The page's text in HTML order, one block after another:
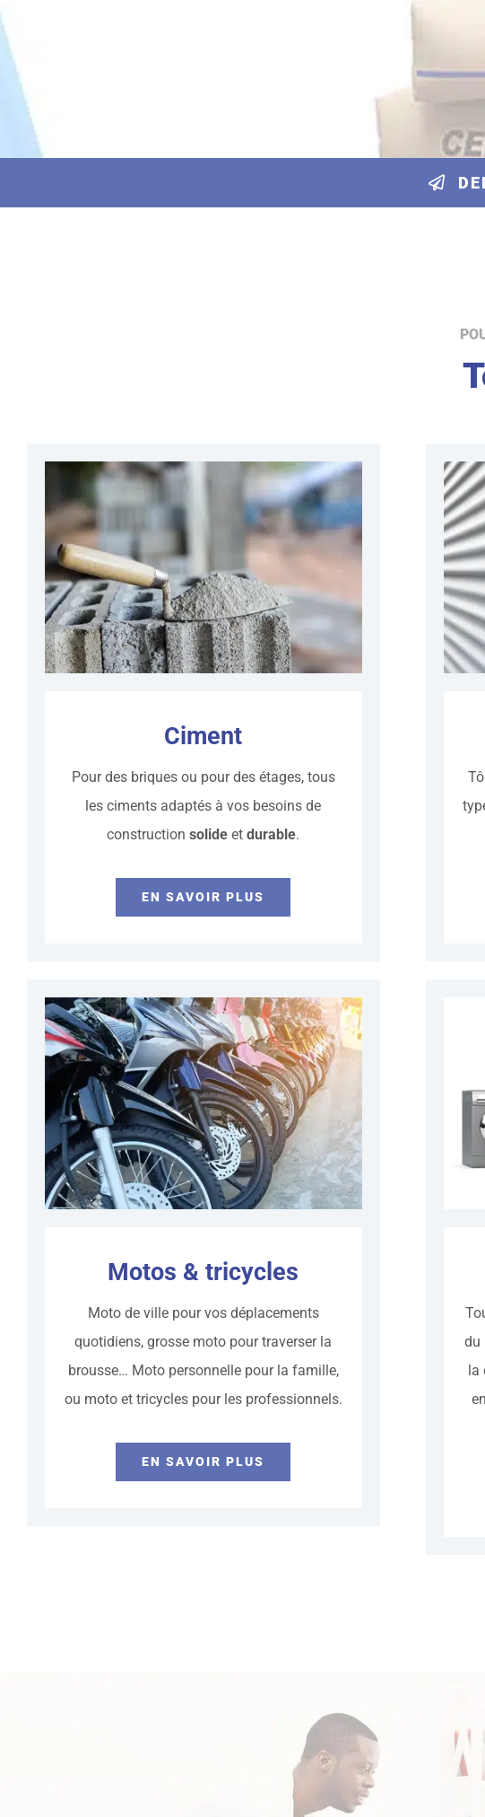
Ciment
Pour des briques ou pour des étages, tous
les ciments adaptés à vos besoins de
constructionsolide etdurable.
EN SAVOIR PLUS
Motos & tricycles
Moto de ville pour vos déplacements
quotidiens, grosse moto pour traverser la
brousse… Moto personnelle pour la famille,
ou moto et tricycles pour les professionnels.
EN SAVOIR PLUS
du
la